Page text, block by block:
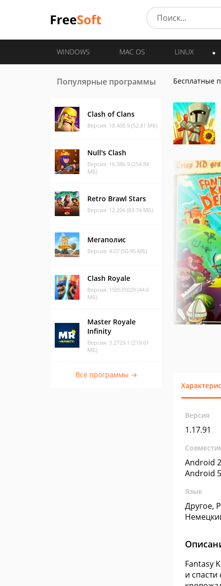
WINDOWS MAC OS LINUX
Популярные программы
Clash of Clans
Версия: 18.400.9 (52.81 МБ)
Null's Clash
Версия: 16.386.9 (254.84
МБ)
Retro Brawl Stars
Версия: 12.206 (83.74 МБ)
Мегаполис
Версия: 4.07 (50.95 МБ)
Clash Royale
Версия: 150535029 (44.6
МБ)
Master Royale
Infinity
Версия: 3.2729.1 (219.61
МБ)
Все программы →
Бесплатные
Версия
1.17.91
Android
Android
Язык
Другое,
Fantasy
и